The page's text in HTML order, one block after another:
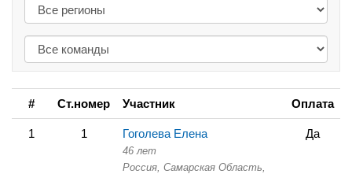
# Ст.номер Участник Оплата
1 1 Гоголева Елена
46 лет
Россия, Самарская Область,
Да